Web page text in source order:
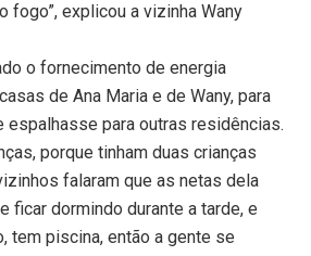
fogo”, explicou a vizinha Wany
o fornecimento de energia
de Ana Maria e de Wany, para
espalhasse para outras residências.
porque tinham duas crianças
falaram que as netas dela
ficar dormindo durante a tarde, e
tem piscina, então a gente se